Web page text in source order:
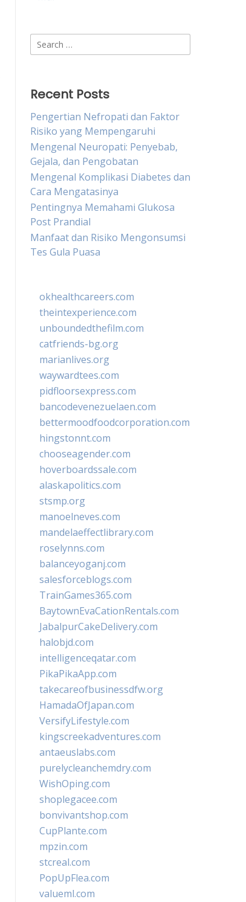
Search
for:
Recent Posts
Pengertian Nefropati dan Faktor
Risiko yang Mempengaruhi
Mengenal Neuropati: Penyebab,
Gejala, dan Pengobatan
Mengenal Komplikasi Diabetes dan
Cara Mengatasinya
Pentingnya Memahami Glukosa
Post Prandial
Manfaat dan Risiko Mengonsumsi
Tes Gula Puasa
okhealthcareers.com
theintexperience.com
unboundedthefilm.com
catfriends-bg.org
marianlives.org
waywardtees.com
pidfloorsexpress.com
bancodevenezuelaen.com
bettermoodfoodcorporation.com
hingstonnt.com
chooseagender.com
hoverboardssale.com
alaskapolitics.com
stsmp.org
manoelneves.com
mandelaeffectlibrary.com
roselynns.com
balanceyoganj.com
salesforceblogs.com
TrainGames365.com
BaytownEvaCationRentals.com
JabalpurCakeDelivery.com
halobjd.com
intelligenceqatar.com
PikaPikaApp.com
takecareofbusinessdfw.org
HamadaOfJapan.com
VersifyLifestyle.com
kingscreekadventures.com
antaeuslabs.com
purelycleanchemdry.com
WishOping.com
shoplegacee.com
bonvivantshop.com
CupPlante.com
mpzin.com
stcreal.com
PopUpFlea.com
valueml.com